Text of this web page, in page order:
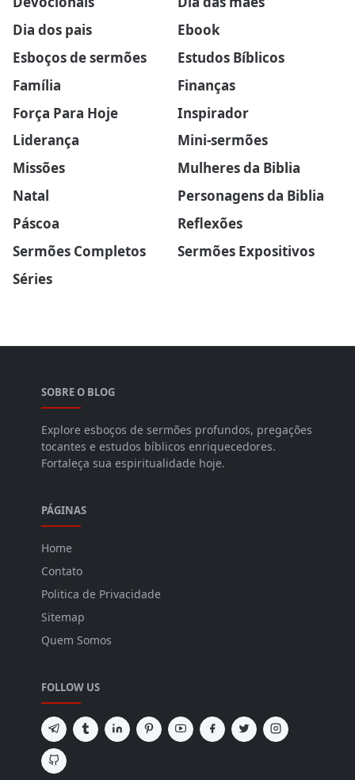
Dia dos pais
Ebook
Esboços de sermões
Estudos Bíblicos
Família
Finanças
Força Para Hoje
Inspirador
Liderança
Mini-sermões
Missões
Mulheres da Biblia
Natal
Personagens da Biblia
Páscoa
Reflexões
Sermões Completos
Sermões Expositivos
Séries
SOBRE O BLOG
Explore esboços de sermões profundos, pregações
tocantes e estudos bíblicos enriquecedores.
Fortaleça sua espiritualidade hoje.
PÁGINAS
Home
Contato
Politica de Privacidade
Sitemap
Quem Somos
FOLLOW US